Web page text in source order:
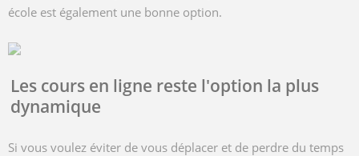
école est également une bonne option.
Les cours en ligne reste l'option la plus
dynamique
Si vous voulez éviter de vous déplacer et de perdre du temps